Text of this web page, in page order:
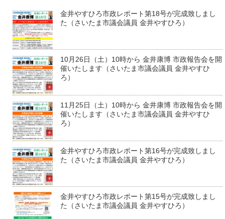
金井やすひろ市政レポート第18号が完成致しまし
た（さいたま市議会議員 金井やすひろ）
10月26日（土）10時から 金井康博 市政報告会を開
催いたします（さいたま市議会議員 金井やすひ
ろ）
11月25日（土）10時から 金井康博 市政報告会を開
催いたします（さいたま市議会議員 金井やすひ
ろ）
金井やすひろ市政レポート第16号が完成致しまし
た（さいたま市議会議員 金井やすひろ）
金井やすひろ市政レポート第15号が完成致しまし
た（さいたま市議会議員 金井やすひろ）